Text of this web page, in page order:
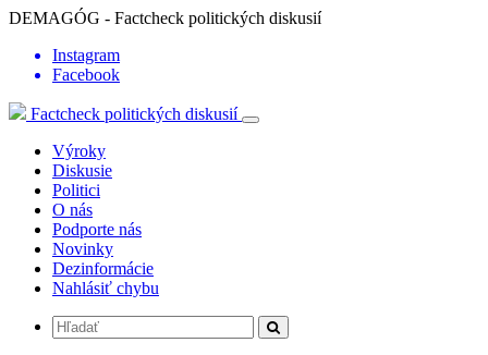
DEMAGÓG - Factcheck politických diskusií
Instagram
Facebook
Factcheck politických diskusií
Výroky
Diskusie
Politici
O nás
Podporte nás
Novinky
Dezinformácie
Nahlásiť chybu